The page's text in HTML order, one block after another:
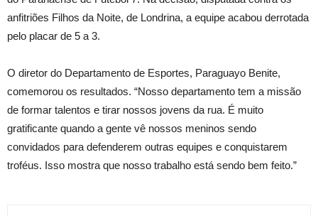
anfitriões Filhos da Noite, de Londrina, a equipe acabou derrotada
pelo placar de 5 a 3.
O diretor do Departamento de Esportes, Paraguayo Benite,
comemorou os resultados. “Nosso departamento tem a missão
de formar talentos e tirar nossos jovens da rua. É muito
gratificante quando a gente vê nossos meninos sendo
convidados para defenderem outras equipes e conquistarem
troféus. Isso mostra que nosso trabalho está sendo bem feito.”